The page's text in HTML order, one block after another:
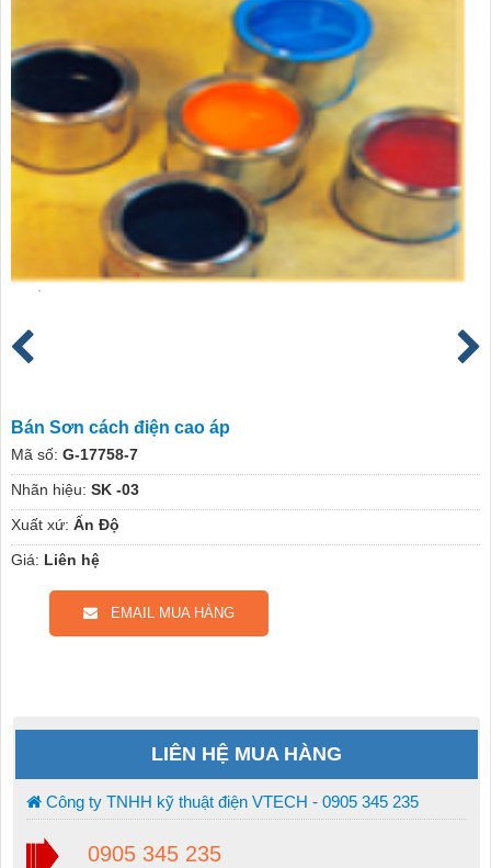
Bán Sơn cách điện cao áp
Mã số: G-17758-7
Nhãn hiệu: SK -03
Xuất xứ: Ấn Độ
Giá: Liên hệ
EMAIL MUA HÀNG
LIÊN HỆ MUA HÀNG
Công ty TNHH kỹ thuật điện VTECH - 0905 345 235
0905 345 235